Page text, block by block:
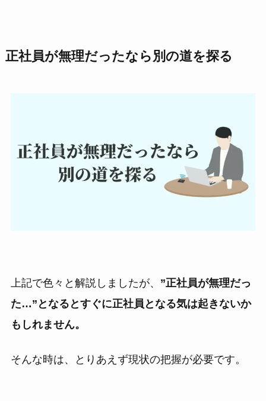
正社員が無理だったなら別の道を探る
上記で色々と解説しましたが、 ”正社員が無理だっ
た…”となるとすぐに正社員となる気は起きないか
もしれません。
そんな時は、とりあえず現状の把握が必要です。